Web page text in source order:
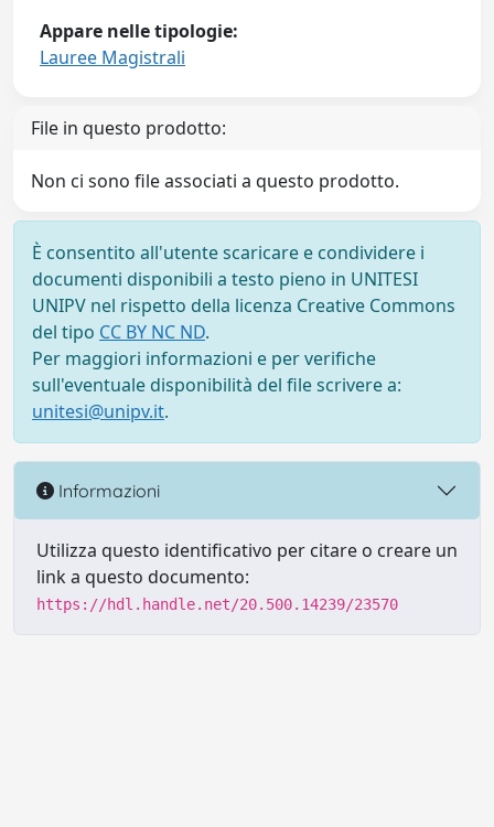
Appare nelle tipologie:
Lauree Magistrali
File in questo prodotto:
Non ci sono file associati a questo prodotto.
È consentito all'utente scaricare e condividere i
documenti disponibili a testo pieno in UNITESI
UNIPV nel rispetto della licenza Creative Commons
del tipo CC BY NC ND.
Per maggiori informazioni e per verifiche
sull'eventuale disponibilità del file scrivere a:
unitesi@unipv.it.
Informazioni
Utilizza questo identificativo per citare o creare un
link a questo documento:
https://hdl.handle.net/20.500.14239/23570